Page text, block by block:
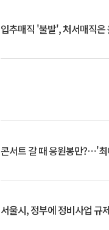
입추매직 '불발', 처서매직
콘서트 갈 때 응원봉만?⋯'
서울시, 정부에 정비사업